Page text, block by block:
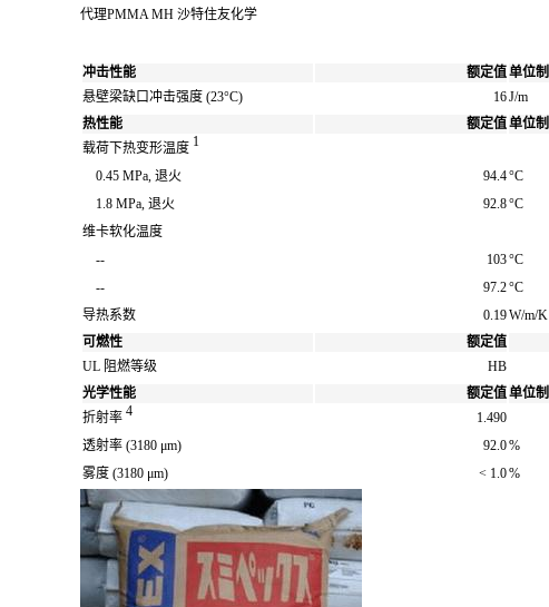
代理PMMA MH 沙特住友化学
冲击性能 额定值单位制
悬壁梁缺口冲击强度 (23°C) 16J/m
热性能
额定值单位制
载荷下热变形温度 1
0.45 MPa, 退火
94.4°C
1.8 MPa, 退火
92.8°C
维卡软化温度
--
103°C
-- 97.2°C
导热系数 0.19W/m/K
可燃性
额定值
UL 阻燃等级
HB
光学性能
额定值单位制
折射率 4 1.490
透射率 (3180 μm) 92.0%
雾度 (3180 μm) < 1.0%